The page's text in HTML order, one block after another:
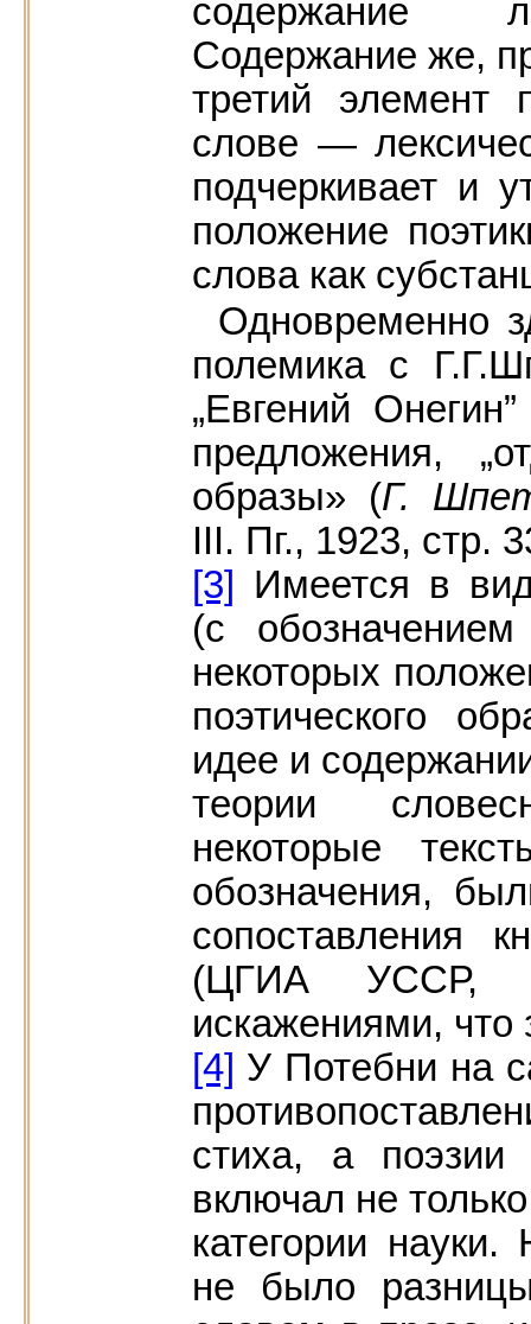
содержание
Содержание же,
третий элемент
слове —
подчеркивает и
положение
слова как
Одновременно
полемика с
„Евгений
предложения,
образы» (Г.
III. Пг., 1923, стр.
[3]
Имеется в
(с
некоторых
поэтического
идее и
теории
некоторые
обозначения,
сопоставления
(ЦГИА УССР,
искажениями,
[4] У Потебни на
стиха, а
включал не
категории
не было